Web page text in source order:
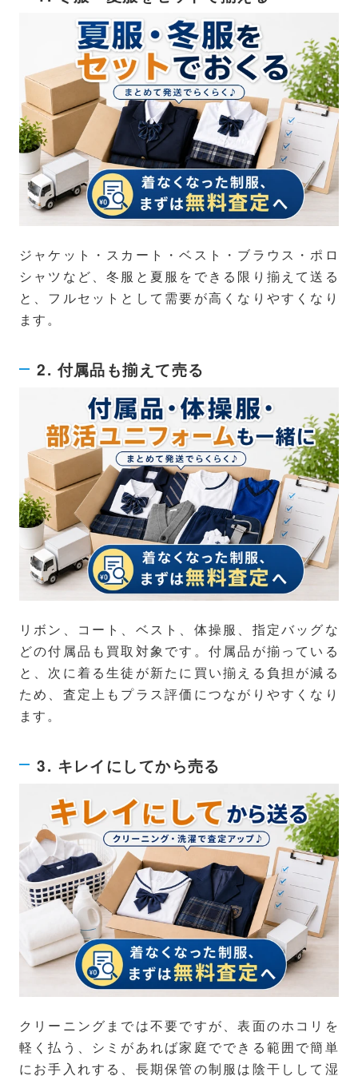
ジャケット・スカート・ベスト・ブラウス・ポロ
シャツなど、冬服と夏服をできる限り揃えて送る
と、フルセットとして需要が高くなりやすくなり
ます。
2. 付属品も揃えて売る
リボン、コート、ベスト、体操服、指定バッグな
どの付属品も買取対象です。付属品が揃っている
と、次に着る生徒が新たに買い揃える負担が減る
ため、査定上もプラス評価につながりやすくなり
ます。
3. キレイにしてから売る
クリーニングまでは不要ですが、表面のホコリを
軽く払う、シミがあれば家庭でできる範囲で簡単
にお手入れする、長期保管の制服は陰干しして湿